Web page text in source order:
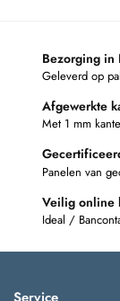
Bezorging in
Geleverd op
Afgewerkte
Met 1 mm
Panelen van
Veilig online
Ideal /